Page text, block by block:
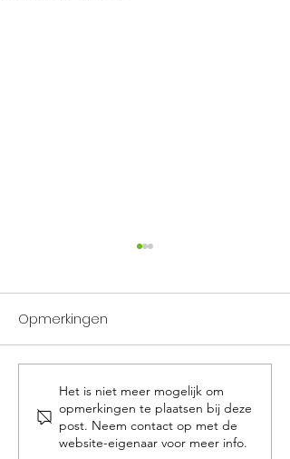
Vakantieperiode
Opmerkingen
Het is niet meer mogelijk om
opmerkingen te plaatsen bij deze
post. Neem contact op met de
website-eigenaar voor meer info.